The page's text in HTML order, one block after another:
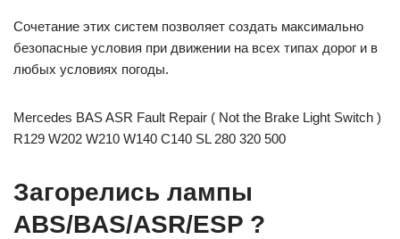
Сочетание этих систем позволяет создать максимально
безопасные условия при движении на всех типах дорог и в
любых условиях погоды.
Mercedes BAS ASR Fault Repair ( Not the Brake Light Switch )
R129 W202 W210 W140 C140 SL 280 320 500
Загорелись лампы
ABS/BAS/ASR/ESP ?